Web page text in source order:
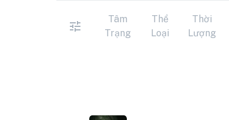
Tâm
Trạng
Thể
Loại
Thời
Lượng